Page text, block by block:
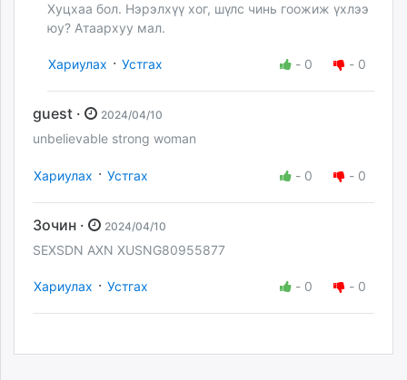
Хуцхаа бол. Нэрэлхүү хог, шүлс чинь гоожиж үхлээ
юу? Атаархуу мал.
Хариулах · Устгах - 0 - 0
guest · 2024/04/10
unbelievable strong woman
Хариулах · Устгах - 0 - 0
Зочин · 2024/04/10
SEXSDN AXN XUSNG80955877
Хариулах · Устгах - 0 - 0